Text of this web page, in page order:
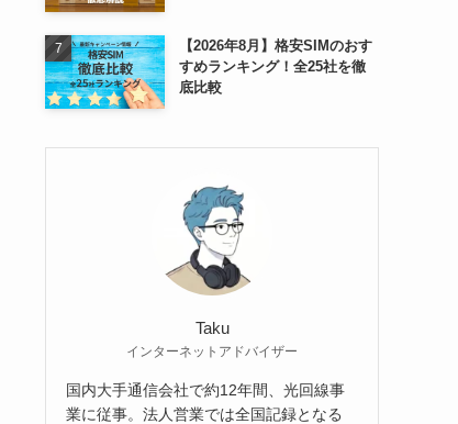
【2026年8月】格安SIMのおす
すめランキング！全25社を徹
底比較
Taku
インターネットアドバイザー
国内大手通信会社で約12年間、光回線事
業に従事。法人営業では全国記録となる